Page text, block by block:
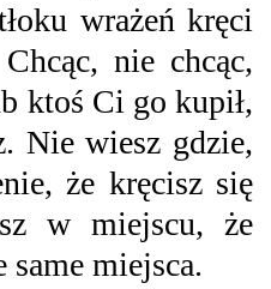
wrażeń kręci
nie chcąc,
ktoś Ci go kupił,
Nie wiesz gdzie,
że kręcisz się
w miejscu, że
same miejsca.